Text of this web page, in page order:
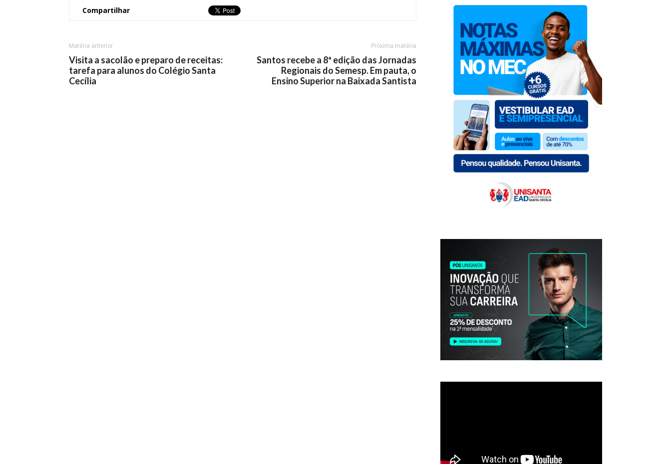
Compartilhar
Matéria anterior
Visita a sacolão e preparo de receitas:
tarefa para alunos do Colégio Santa
Cecília
Próxima matéria
Santos recebe a 8ª edição das Jornadas
Regionais do Semesp. Em pauta, o
Ensino Superior na Baixada Santista